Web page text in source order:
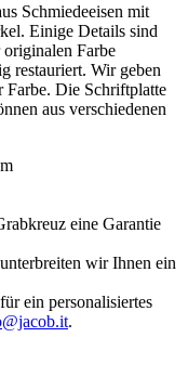
Schmiedeeisen mit
Einige Details sind
Farbe
restauriert. Wir geben
Farbe. Die Schriftplatte
aus verschiedenen
eine Garantie
wir Ihnen ein
ein personalisiertes
.